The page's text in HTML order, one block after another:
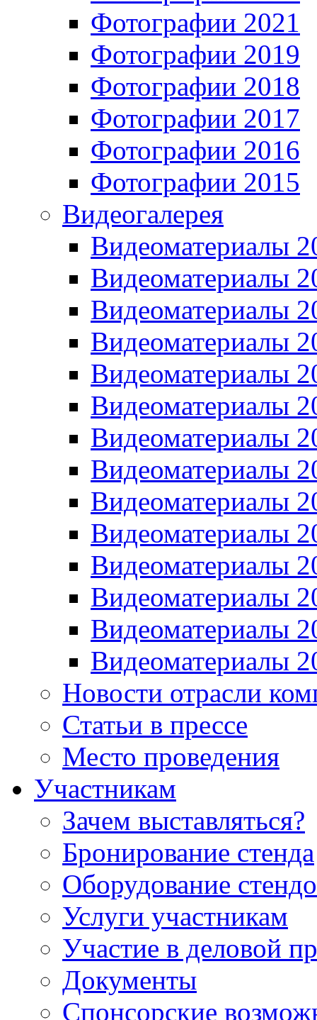
Фотографии 2021
Фотографии 2019
Фотографии 2018
Фотографии 2017
Фотографии 2016
Фотографии 2015
Видеогалерея
Видеоматериалы
Видеоматериалы
Видеоматериалы
Видеоматериалы
Видеоматериалы
Видеоматериалы
Видеоматериалы
Видеоматериалы
Видеоматериалы
Видеоматериалы
Видеоматериалы
Видеоматериалы
Видеоматериалы
Видеоматериалы
Новости отрасли
Статьи в прессе
Место проведения
Участникам
Зачем выставляться?
Бронирование стенда
Оборудование
Услуги участникам
Участие в деловой
Документы
Спонсорские